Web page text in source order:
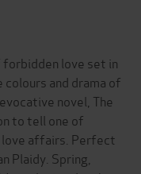
love set in
and drama of
novel, The
to tell one of
affairs. Perfect
Plaidy. Spring,